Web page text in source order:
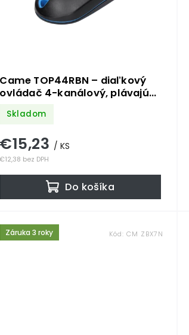
Came TOP44RBN – diaľkový
ovládač 4-kanálový, plávajúci
Skladom
€12,38 bez DPH
€15,23 / KS
Do košíka
Záruka 3 roky Kód: CM ZBX7N